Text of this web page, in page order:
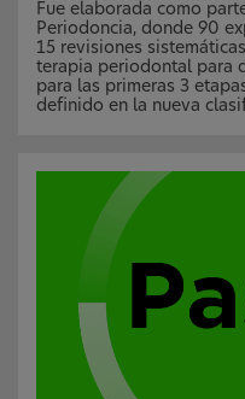
Fue elaborada como
Periodoncia, donde 90
15 revisiones
terapia periodontal para
para las primeras 3
definido en la nueva